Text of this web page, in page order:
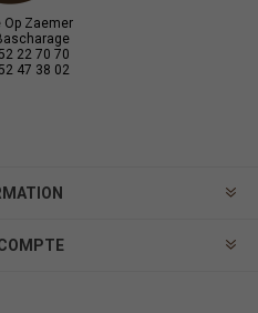
Op Zaemer
22 70 70
47 38 02